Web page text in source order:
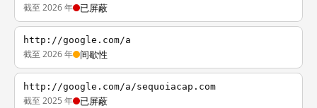
截至 2026 年 已屏蔽
http://google.com/a
截至 2026 年 间歇性
http://google.com/a/sequoiacap.com
截至 2025 年 已屏蔽